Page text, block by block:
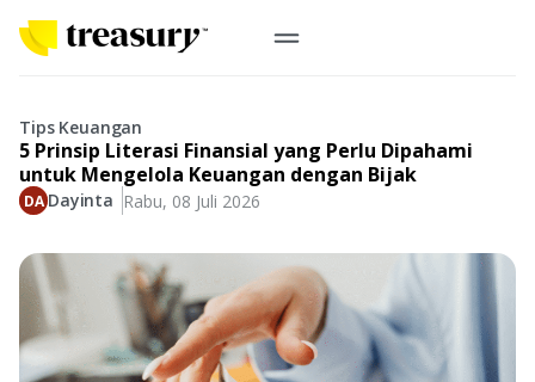
Emas Fisik
Logam Mulia
Antam, UBS
Koin Emas
Koin Nusantara, Lunar & Custom
Event
Perusahaan
Tips Keuangan
5 Prinsip Literasi Finansial yang Perlu Dipahami
untuk Mengelola Keuangan dengan Bijak
Dayinta Rabu, 08 Juli 2026